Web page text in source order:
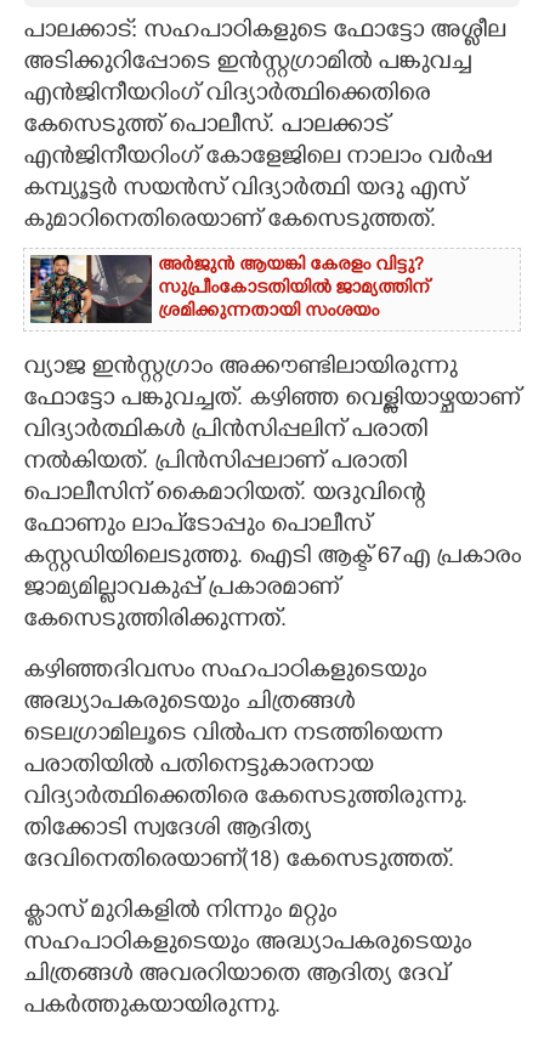
ZOOM
CONTACT US
പാലക്കാട്: സഹപാഠികളുടെ ഫോട്ടോ അശ്ലീല
അടിക്കുറിപ്പോടെ ഇൻസ്റ്റഗ്രാമിൽ പങ്കുവച്ച
എൻജിനീയറിംഗ് വിദ്യാർത്ഥിക്കെതിരെ
കേസെടുത്ത് പൊലീസ്. പാലക്കാട്
എൻജിനീയറിംഗ് കോളേജിലെ നാലാം വർഷ
കമ്പ്യൂട്ടർ സയൻസ് വിദ്യാർത്ഥി യദു എസ്
കുമാറിനെതിരെയാണ് കേസെടുത്തത്.
അർജുൻ ആയങ്കി കേരളം വിട്ടു?
സുപ്രീംകോടതിയിൽ ജാമ്യത്തിന്
ശ്രമിക്കുന്നതായി സംശയം
വ്യാജ ഇൻസ്റ്റഗ്രാം അക്കൗണ്ടിലായിരുന്നു
ഫോട്ടോ പങ്കുവച്ചത്. കഴിഞ്ഞ വെള്ളിയാഴ്ചയാണ്
വിദ്യാർത്ഥികൾ പ്രിൻസിപ്പലിന് പരാതി
നൽകിയത്. പ്രിൻസിപ്പലാണ് പരാതി
പൊലീസിന് കെെമാറിയത്. യദുവിന്റെ
ഫോണും ലാപ്ടോപ്പും പൊലീസ്
കസ്റ്റഡിയിലെടുത്തു. ഐടി ആക്ട് 67എ പ്രകാരം
ജാമ്യമില്ലാവകുപ്പ് പ്രകാരമാണ്
കേസെടുത്തിരിക്കുന്നത്.
കഴിഞ്ഞദിവസം സഹപാഠികളുടെയും
അദ്ധ്യാപകരുടെയും ചിത്രങ്ങൾ
ടെലഗ്രാമിലൂടെ വിൽപന നടത്തിയെന്ന
പരാതിയിൽ പതിനെട്ടുകാരനായ
വിദ്യാർത്ഥിക്കെതിരെ കേസെടുത്തിരുന്നു.
തിക്കോടി സ്വദേശി ആദിത്യ
ദേവിനെതിരെയാണ്(18) കേസെടുത്തത്.
ക്ലാസ് മുറികളിൽ നിന്നും മറ്റും
സഹപാഠികളുടെയും അദ്ധ്യാപകരുടെയും
ചിത്രങ്ങൾ അവരറിയാതെ ആദിത്യ ദേവ്
പകർത്തുകയായിരുന്നു.